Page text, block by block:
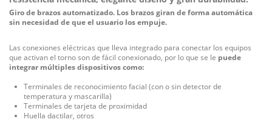
Giro de brazos automatizado. Los brazos giran de forma automática
sin necesidad de que el usuario los empuje.
Las conexiones eléctricas que lleva integrado para conectar los equipos
que activan el torno son de fácil conexionado, por lo que se le puede
integrar múltiples dispositivos como:
Terminales de reconocimiento facial (con o sin detector de
temperatura y mascarilla)
Terminales de tarjeta de proximidad
Huella dactilar, otros